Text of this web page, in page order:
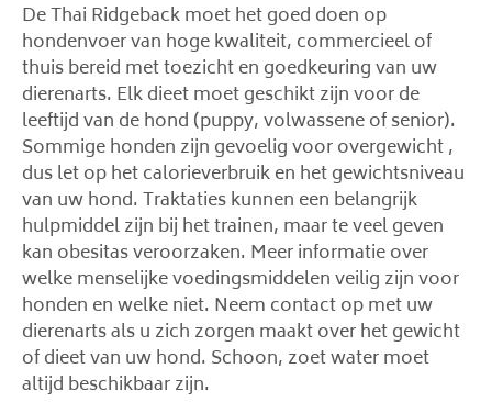
De Thai Ridgeback moet het goed doen op
hondenvoer van hoge kwaliteit, commercieel of
thuis bereid met toezicht en goedkeuring van uw
dierenarts. Elk dieet moet geschikt zijn voor de
leeftijd van de hond (puppy, volwassene of senior).
Sommige honden zijn gevoelig voor overgewicht ,
dus let op het calorieverbruik en het gewichtsniveau
van uw hond. Traktaties kunnen een belangrijk
hulpmiddel zijn bij het trainen, maar te veel geven
kan obesitas veroorzaken. Meer informatie over
welke menselijke voedingsmiddelen veilig zijn voor
honden en welke niet. Neem contact op met uw
dierenarts als u zich zorgen maakt over het gewicht
of dieet van uw hond. Schoon, zoet water moet
altijd beschikbaar zijn.